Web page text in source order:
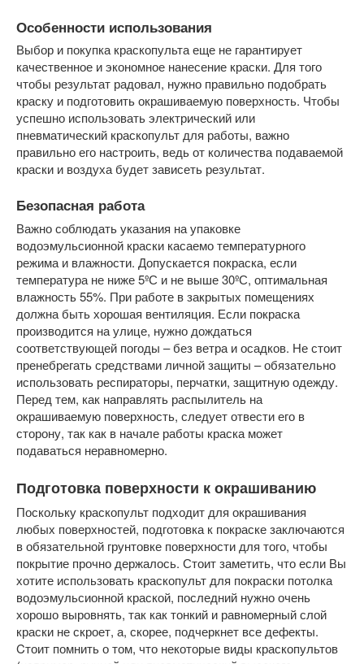
Особенности использования
Выбор и покупка краскопульта еще не гарантирует
качественное и экономное нанесение краски. Для того
чтобы результат радовал, нужно правильно подобрать
краску и подготовить окрашиваемую поверхность. Чтобы
успешно использовать электрический или
пневматический краскопульт для работы, важно
правильно его настроить, ведь от количества подаваемой
краски и воздуха будет зависеть результат.
Безопасная работа
Важно соблюдать указания на упаковке
водоэмульсионной краски касаемо температурного
режима и влажности. Допускается покраска, если
температура не ниже 5ºС и не выше 30ºС, оптимальная
влажность 55%. При работе в закрытых помещениях
должна быть хорошая вентиляция. Если покраска
производится на улице, нужно дождаться
соответствующей погоды – без ветра и осадков. Не стоит
пренебрегать средствами личной защиты – обязательно
использовать респираторы, перчатки, защитную одежду.
Перед тем, как направлять распылитель на
окрашиваемую поверхность, следует отвести его в
сторону, так как в начале работы краска может
подаваться неравномерно.
Подготовка поверхности к окрашиванию
Поскольку краскопульт подходит для окрашивания
любых поверхностей, подготовка к покраске заключаются
в обязательной грунтовке поверхности для того, чтобы
покрытие прочно держалось. Стоит заметить, что если Вы
хотите использовать краскопульт для покраски потолка
водоэмульсионной краской, последний нужно очень
хорошо выровнять, так как тонкий и равномерный слой
краски не скроет, а, скорее, подчеркнет все дефекты.
Cтоит помнить о том, что некоторые виды краскопультов